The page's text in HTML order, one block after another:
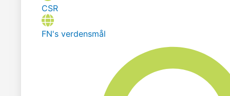
CSR
FN's verdensmål